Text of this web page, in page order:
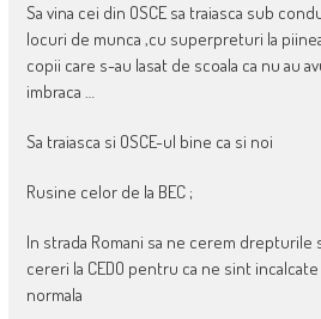
Sa vina cei din OSCE sa traiasca sub
locuri de munca ,cu superpreturi la
copii care s-au lasat de scoala ca nu au
imbraca …
Sa traiasca si OSCE-ul bine ca si noi
Rusine celor de la BEC ;
In strada Romani sa ne cerem drepturile
cereri la CEDO pentru ca ne sint
normala